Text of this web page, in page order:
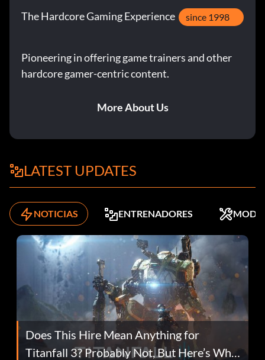
The Hardcore Gaming Experience since 1998
Pioneering in offering game trainers and other
hardcore gamer-centric content.
More About Us
LATEST UPDATES
NOTICIAS ENTRENADORES MODS
Does This Hire Mean Anything for
Titanfall 3? Probably Not, But Here’s Why